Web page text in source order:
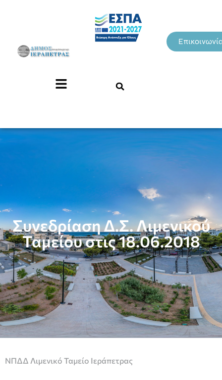
Συνεδρίαση Δ.Σ. Λιμενικού
Ταμείου στις 18.06.2018
ΝΠΔΔ Λιμενικό Ταμείο Ιεράπετρας